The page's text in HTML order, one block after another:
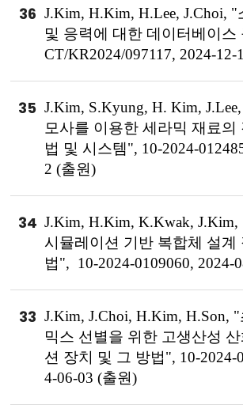
36 J.Kim, H.Kim, H.Lee, J.Choi, "
및 응력에 대한 데이터베이스
CT/KR2024/097117, 2024-12-
35 J.Kim, S.Kyung, H. Kim,
모사를 이용한 세라믹 재료의
법 및 시스템", 10-2024-
2 (출원)
34 J.Kim, H.Kim, K.Kwak, J.Kim,
시뮬레이션 기반 복합체 설계
법", 10-2024-0109060, 2024-
33 J.Kim, J.Choi, H.Kim, H.Son,
믹스 선별을 위한 고생산성
션 장치 및 그 방법", 10-2024-
4-06-03 (출원)